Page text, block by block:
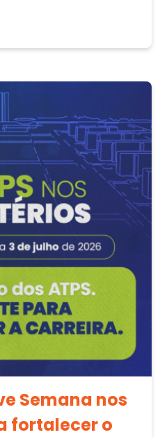
Semana nos
fortalecer o